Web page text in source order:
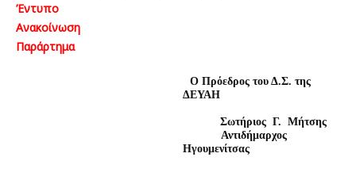
Έντυπο
Ανακοίνωση
Παράρτημα
Ο Πρόεδρος του Δ.Σ. της
ΔΕΥΑΗ
Σωτήριος Γ. Μήτσης
Αντιδήμαρχος
Ηγουμενίτσας